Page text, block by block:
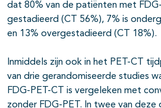
dat 80% van de patiënten met
gestadieerd (CT 56%), 7% is
en 13% overgestadieerd (CT 18%).
Inmiddels zijn ook in het PET-CT
van drie gerandomiseerde studies
FDG-PET-CT is vergeleken met
zonder FDG-PET. In twee van deze